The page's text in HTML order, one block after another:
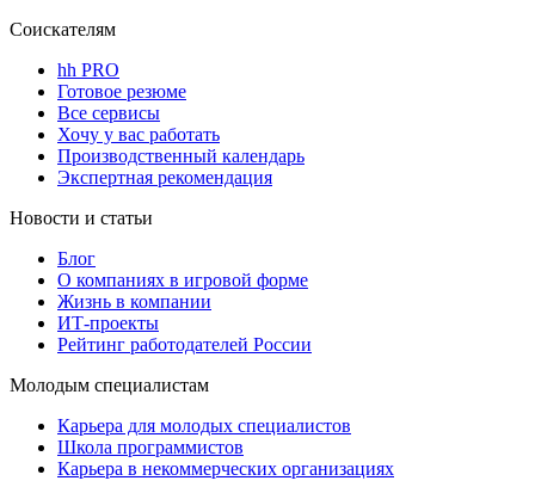
Соискателям
hh PRO
Готовое резюме
Все сервисы
Хочу у вас работать
Производственный календарь
Экспертная рекомендация
Новости и статьи
Блог
О компаниях в игровой форме
Жизнь в компании
ИТ-проекты
Рейтинг работодателей России
Молодым специалистам
Карьера для молодых специалистов
Школа программистов
Карьера в некоммерческих организациях